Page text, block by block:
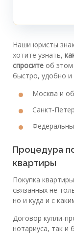
Наши юристы
хотите узнать,
спросите об
быстро, удобно и
Москва и
Санкт-
Процедура
квартиры
Покупка
связанных не
но и куда и с
Договор купли-
нотариуса, так и